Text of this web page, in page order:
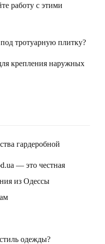
работу с этими
тротуарную плитку?
крепления наружных
гардеробной
— это честная
из Одессы
одежды?